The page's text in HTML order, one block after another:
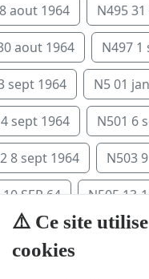
aout 1964 N495
aout 1964 N497 1
sept 1964 N5 01
sept 1964 N501 6
8 sept 1964 N503
SEP 64 N505 13-
15 SEP 64 N507 16
17 SEP 64
⚠️ Ce site utilise
cookies